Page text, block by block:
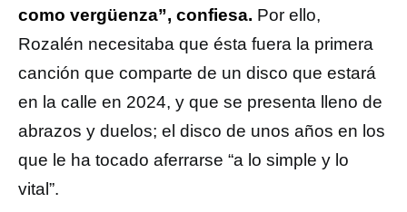
como vergüenza”, confiesa. Por ello,
Rozalén necesitaba que ésta fuera la primera
canción que comparte de un disco que estará
en la calle en 2024, y que se presenta lleno de
abrazos y duelos; el disco de unos años en los
que le ha tocado aferrarse “a lo simple y lo
vital”.